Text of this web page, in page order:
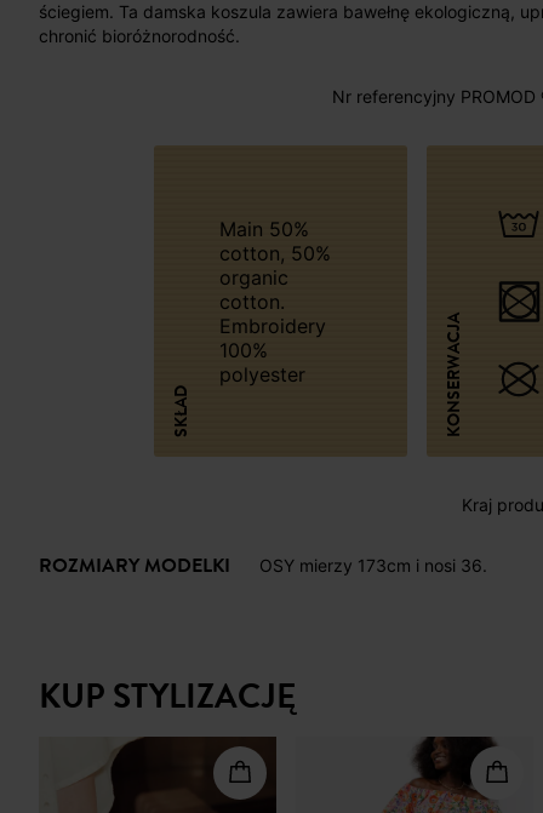
ściegiem. Ta damska koszula zawiera bawełnę ekologiczną,
chronić bioróżnorodność.
Nr referencyjny
SKŁAD
Main 50%
cotton, 50%
organic
cotton.
Embroidery
100%
polyester
KONSERWACJA
Kraj
ROZMIARY MODELKI OSY mierzy 173cm i nosi 36.
KUP STYLIZACJĘ